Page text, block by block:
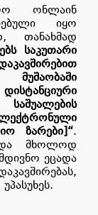
ონლაინ
იყო
თანახმად
საკუთარი
ზარები]“.
მხოლოდ
ეცადა